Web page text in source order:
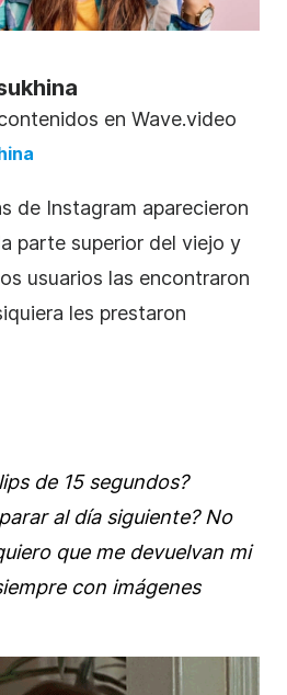
en Wave.video
de Instagram aparecieron
parte superior del viejo y
usuarios las encontraron
les prestaron
de 15 segundos?
al día siguiente? No
que me devuelvan mi
con imágenes